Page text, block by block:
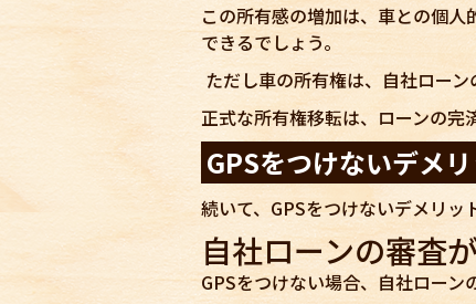
この所有感の増加は、車との個
できるでしょう。
ただし車の所有権は、自社ローン
正式な所有権移転は、ローンの完
GPSをつけないデメ
続いて、GPSをつけないデメリッ
自社ローンの審査
GPSをつけない場合、自社ローン